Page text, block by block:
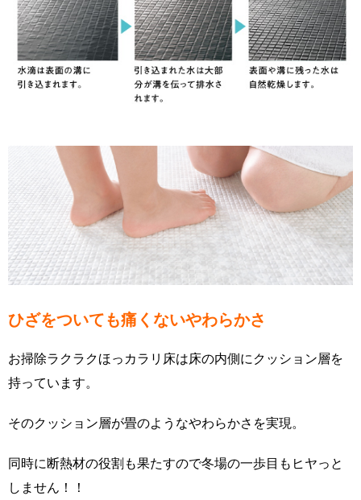
ひざをついても痛くないやわらかさ
お掃除ラクラクほっカラリ床は床の内側にクッション層を
持っています。
そのクッション層が畳のようなやわらかさを実現。
同時に断熱材の役割も果たすので冬場の一歩目もヒヤっと
しません ！！